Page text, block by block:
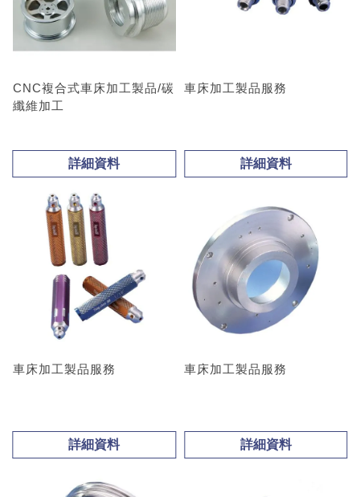
CNC複合式車床加工製品/碳
纖維加工
詳細資料
車床加工製品服務
詳細資料
車床加工製品服務
詳細資料
車床加工製品服務
詳細資料